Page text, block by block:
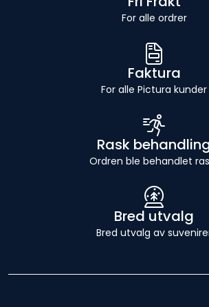
For alle ordrer
Faktura
For alle Pictura kunder
Rask
Ordren ble behandlet
Bred utvalg
Bred utvalg av